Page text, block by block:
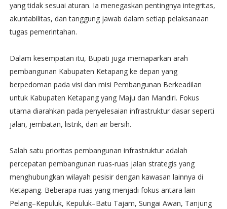
yang tidak sesuai aturan. Ia menegaskan pentingnya integritas,
akuntabilitas, dan tanggung jawab dalam setiap pelaksanaan
tugas pemerintahan.
Dalam kesempatan itu, Bupati juga memaparkan arah
pembangunan Kabupaten Ketapang ke depan yang
berpedoman pada visi dan misi Pembangunan Berkeadilan
untuk Kabupaten Ketapang yang Maju dan Mandiri. Fokus
utama diarahkan pada penyelesaian infrastruktur dasar seperti
jalan, jembatan, listrik, dan air bersih.
Salah satu prioritas pembangunan infrastruktur adalah
percepatan pembangunan ruas-ruas jalan strategis yang
menghubungkan wilayah pesisir dengan kawasan lainnya di
Ketapang. Beberapa ruas yang menjadi fokus antara lain
Pelang–Kepuluk, Kepuluk–Batu Tajam, Sungai Awan, Tanjung